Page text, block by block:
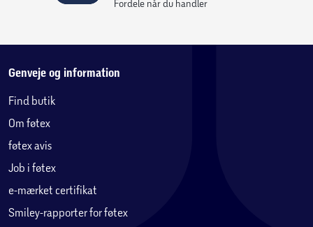
Fordele når du handler
Genveje og information
Find butik
Om føtex
føtex avis
Job i føtex
e-mærket certifikat
Smiley-rapporter for føtex